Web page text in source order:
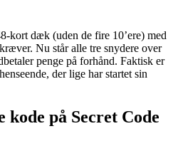
kort dæk (uden de fire 10’ere) med
Nu står alle tre snydere over
penge på forhånd. Faktisk er
der lige har startet sin
kode på Secret Code